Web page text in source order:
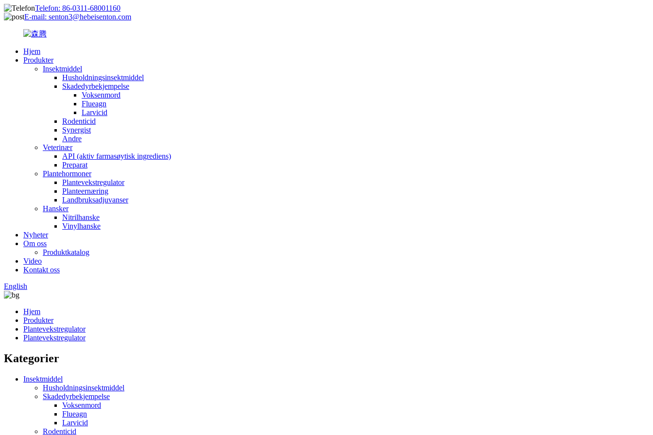
Telefon: 86-0311-68001160
E-mail: senton3@hebeisenton.com
Hjem
Produkter
Insektmiddel
Husholdningsinsektmiddel
Skadedyrbekjempelse
Voksenmord
Flueagn
Larvicid
Rodenticid
Synergist
Andre
Veterinær
API (aktiv farmasøytisk ingrediens)
Preparat
Plantehormoner
Plantevekstregulator
Planteernæring
Landbruksadjuvanser
Hansker
Nitrilhanske
Vinylhanske
Nyheter
Om oss
Produktkatalog
Video
Kontakt oss
English
Hjem
Produkter
Plantevekstregulator
Plantevekstregulator
Kategorier
Insektmiddel
Husholdningsinsektmiddel
Skadedyrbekjempelse
Voksenmord
Flueagn
Larvicid
Rodenticid